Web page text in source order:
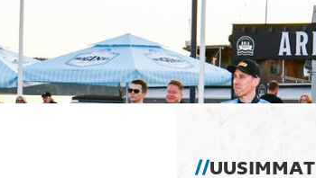
UUSIMMAT